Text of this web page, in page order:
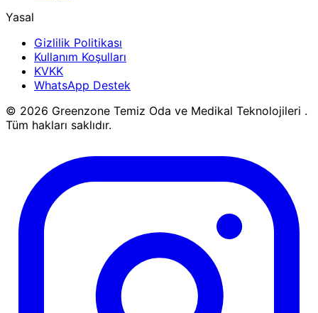
Yasal
Gizlilik Politikası
Kullanım Koşulları
KVKK
WhatsApp Destek
© 2026 Greenzone Temiz Oda ve Medikal Teknolojileri .
Tüm hakları saklıdır.